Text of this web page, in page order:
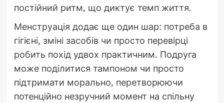
постійний ритм, що диктує темп життя.
Менструація додає ще один шар: потреба в
гігієні, зміні засобів чи просто перевірці
робить похід удвох практичним. Подруга
може поділитися тампоном чи просто
підтримати морально, перетворюючи
потенційно незручний момент на спільну